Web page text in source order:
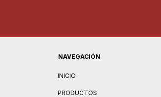
NAVEGACIÓN
INICIO
PRODUCTOS